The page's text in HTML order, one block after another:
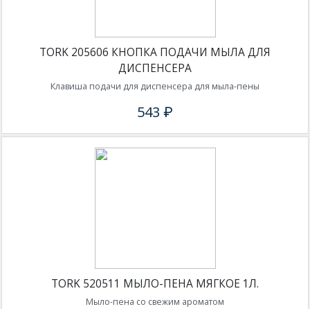
TORK 205606 КНОПКА ПОДАЧИ МЫЛА ДЛЯ
ДИСПЕНСЕРА
Клавиша подачи для диспенсера для мыла-пены
543 ₽
TORK 520511 МЫЛО-ПЕНА МЯГКОЕ 1Л.
Мыло-пена со свежим ароматом